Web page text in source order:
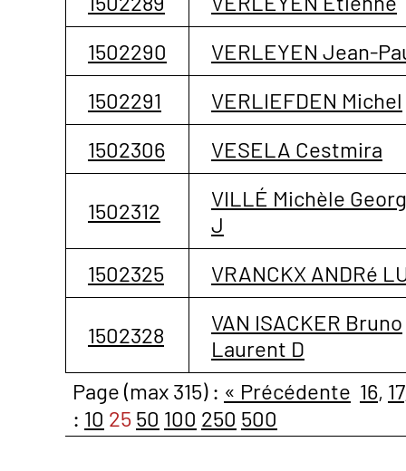
1502290
VERLEYEN Jean-
1502291
VERLIEFDEN Michel
1502306
VESELA Cestmira
1502312
VILLÉ Michèle
J
1502325
VRANCKX ANDRé
1502328
VAN ISACKER Bruno
Laurent D
Page (max 315) : « Précédente 16, 17
: 10 25 50 100 250 500